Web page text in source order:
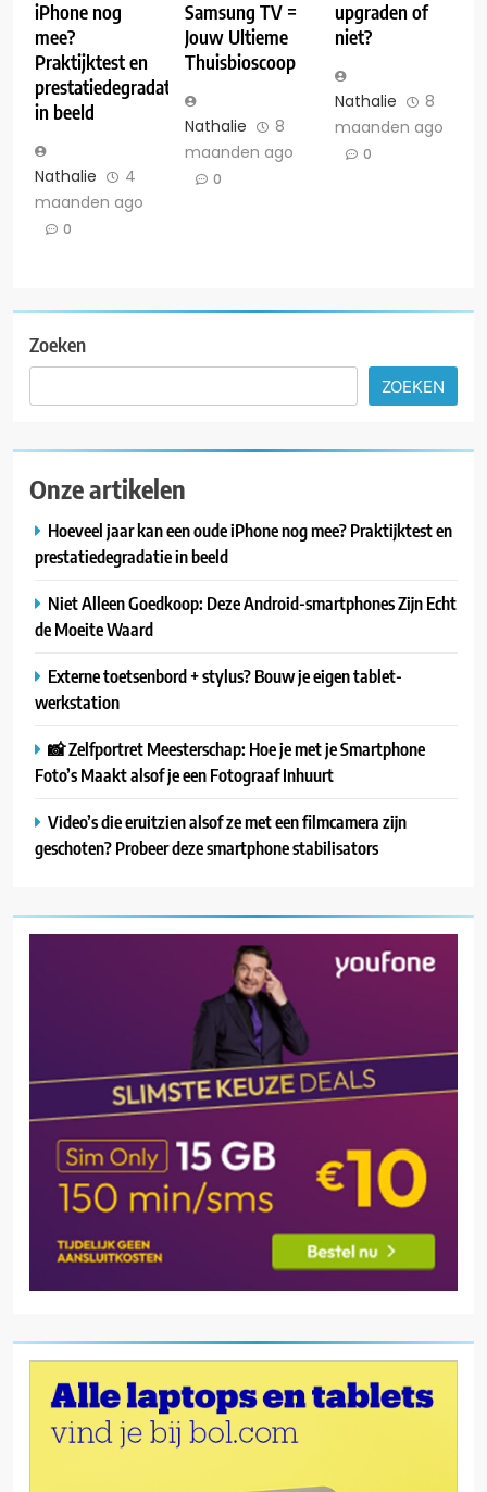
iPhone nog
mee?
Praktijktest en
prestatiedegradatie
in beeld
Nathalie
4
maanden ago
0
Samsung TV =
Jouw Ultieme
Thuisbioscoop
Nathalie
8
maanden ago
0
upgraden of
niet?
Nathalie
8
maanden ago
0
Zoeken
ZOEKEN
Onze artikelen
Hoeveel jaar kan een oude iPhone nog mee? Praktijktest en
prestatiedegradatie in beeld
Niet Alleen Goedkoop: Deze Android-smartphones Zijn Echt
de Moeite Waard
Externe toetsenbord + stylus? Bouw je eigen tablet-
werkstation
📸 Zelfportret Meesterschap: Hoe je met je Smartphone
Foto’s Maakt alsof je een Fotograaf Inhuurt
Video’s die eruitzien alsof ze met een filmcamera zijn
geschoten? Probeer deze smartphone stabilisators